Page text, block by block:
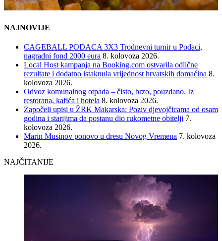
NAJNOVIJE
CAGEBALL PODACA 3X3 Trodnevni turnir u Podaci,
nagradni fond 2000 eura 8. kolovoza 2026.
Local Host kampanja na Booking.com ostvarila odlične
rezultate i dodatno istaknula vrijednost hrvatskih domaćina 8.
kolovoza 2026.
Odvoz komunalnog otpada – čisto, brzo, pouzdano. Iz
restorana, kafića i hotela 8. kolovoza 2026.
Započeli upisi u ŽRK Makarska: Poziv djevojčicama od osam
godina i starijima da postanu dio rukometne obitelji 7.
kolovoza 2026.
Marin Musinov ponovo u dresu Novog Vremena 7. kolovoza
2026.
NAJČITANIJE